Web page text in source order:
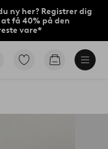
ny her? Registrer dig
få 40% på den
vare*
Gå
Gå